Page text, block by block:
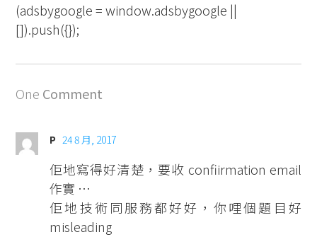
(adsbygoogle = window.adsbygoogle ||
[]).push({});
One Comment
P 24 8 月, 2017
佢地寫得好清楚，要收 confiirmation email
作實 …
佢地技術同服務都好好，你哩個題目好
misleading